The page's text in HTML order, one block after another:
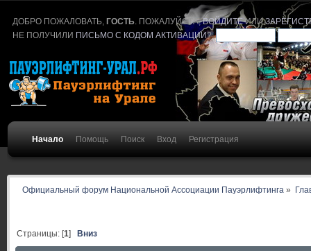
ДОБРО ПОЖАЛОВАТЬ,ГОСТЬ . ПОЖАЛУЙСТА,ВОЙДИТЕИЛИ
НЕ ПОЛУЧИЛИ ПИСЬМО С КОДОМ АКТИВАЦИИ?
Начало Помощь Поиск Вход Регистрация
Официальный форум Национальной Ассоциации Пауэрлифтинга »
Страницы: [1]Вниз